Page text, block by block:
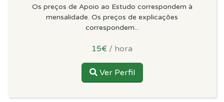
Os preços de Apoio ao Estudo correspondem à
mensalidade. Os preços de explicações
correspondem...
15€ / hora
Ver Perfil